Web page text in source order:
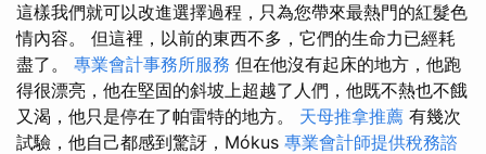
這樣我們就可以改進選擇過程，只為您帶來最熱門的紅髮色
情內容。 但這裡，以前的東西不多，它們的生命力已經耗
盡了。 專業會計事務所服務 但在他沒有起床的地方，他跑
得很漂亮，他在堅固的斜坡上超越了人們，他既不熱也不餓
又渴，他只是停在了帕雷特的地方。 天母推拿推薦 有幾次
試驗，他自己都感到驚訝，Mókus 專業會計師提供稅務諮